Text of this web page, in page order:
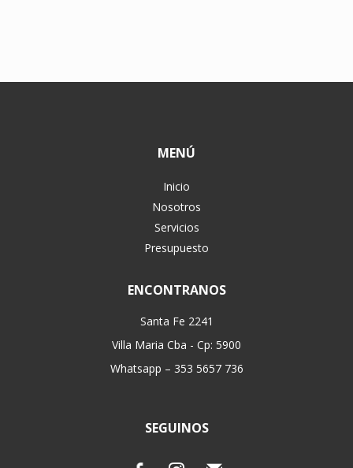
MENÚ
Inicio
Nosotros
Servicios
Presupuesto
ENCONTRANOS
Santa Fe 2241
Villa Maria Cba - Cp: 5900
Whatsapp – 353 5657 736
SEGUINOS